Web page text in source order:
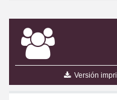
Versión